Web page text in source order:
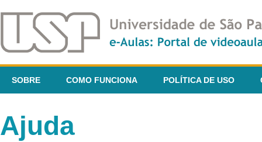
SOBRE COMO FUNCIONA POLÍTICA DE USO
Ajuda